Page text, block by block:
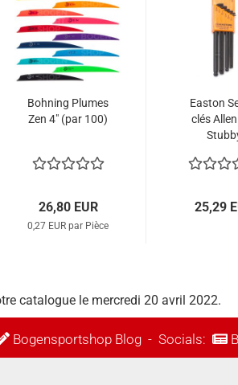
Bohning Plumes
Zen 4" (par 100)
26,80 EUR
0,27 EUR par Pièce
Easton
clés
25,29
catalogue le mercredi 20 avril 2022.
Bogensportshop Blog- Socials: